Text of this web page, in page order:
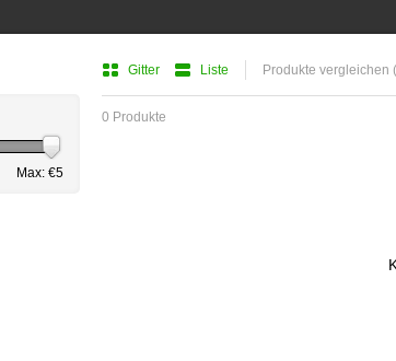
Gitter Liste Produkte vergleichen
0 Produkte
Max: €5